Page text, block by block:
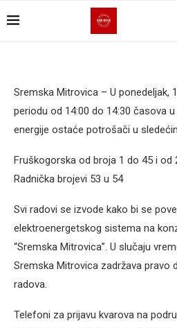
Sremska Mitrovica – U ponedeljak,
periodu od 14:00 do 14:30 časova
energije ostaće potrošači u
Fruškogorska od broja 1 do 45 i od
Radnička brojevi 53 u 54
Svi radovi se izvode kako bi se
elektroenergetskog sistema na
“Sremska Mitrovica”. U slučaju
Sremska Mitrovica zadržava pravo
radova.
Telefoni za prijavu kvarova na